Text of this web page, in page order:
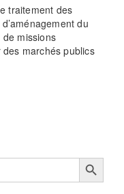
traitement des
du
missions
marchés publics
Search Button